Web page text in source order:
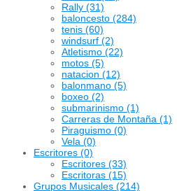
Rally (31)
baloncesto (284)
tenis (60)
windsurf (2)
Atletismo (22)
motos (5)
natacion (12)
balonmano (5)
boxeo (2)
submarinismo (1)
Carreras de Montaña (1)
Piraguismo (0)
Vela (0)
Escritores (0)
Escritores (33)
Escritoras (15)
Grupos Musicales (214)